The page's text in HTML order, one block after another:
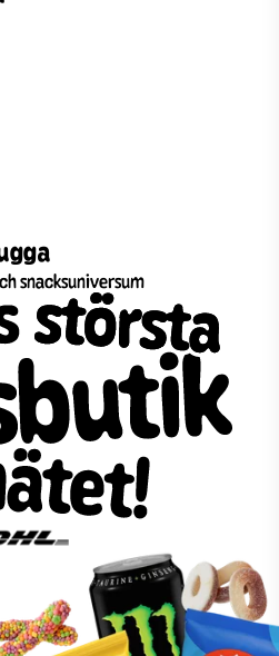
snacksuniversum